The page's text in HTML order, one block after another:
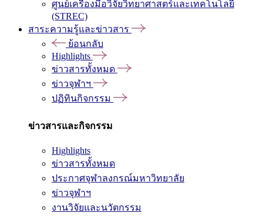
ศูนย์เครื่องมือวิจัยวิทยาศาสตร์และเทคโนโลยี
(STREC)
สาระความรู้และข่าวสาร
ย้อนกลับ
Highlights
ข่าวสารทั้งหมด
ข่าวจุฬาฯ
ปฏิทินกิจกรรม
ข่าวสารและกิจกรรม
Highlights
ข่าวสารทั้งหมด
ประกาศจุฬาลงกรณ์มหาวิทยาลัย
ข่าวจุฬาฯ
งานวิจัยและนวัตกรรม